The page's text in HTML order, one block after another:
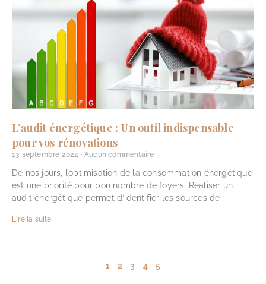
L’audit énergétique : Un outil indispensable
pour vos rénovations
13 septembre 2024 Aucun commentaire
De nos jours, l’optimisation de la consommation énergétique
est une priorité pour bon nombre de foyers. Réaliser un
audit énergétique permet d’identifier les sources de
Lire la suite
1 2 3 4 5